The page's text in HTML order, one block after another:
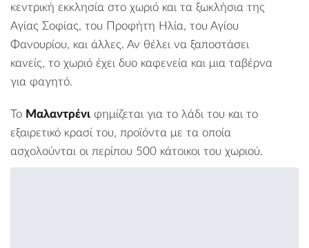
κεντρική εκκλησία στο χωριό και τα ξωκλήσια της
Αγίας Σοφίας, του Προφήτη Ηλία, του Αγίου
Φανουρίου, και άλλες. Αν θέλει να ξαποστάσει
κανείς, το χωριό έχει δυο καφενεία και μια ταβέρνα
για φαγητό.
Το Μαλαντρένι φημίζεται για το λάδι του και το
εξαιρετικό κρασί του, προϊόντα με τα οποία
ασχολούνται οι περίπου 500 κάτοικοι του χωριού.